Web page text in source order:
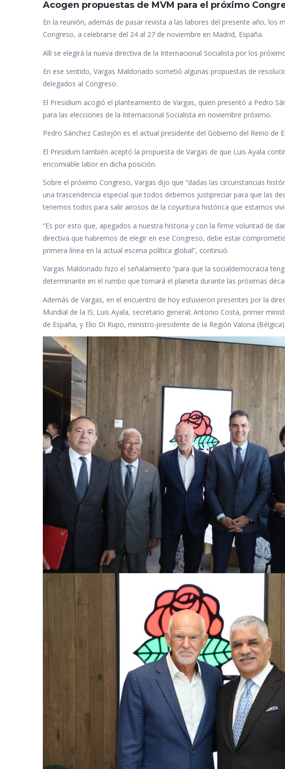
Acogen propuestas de MVM para el próximo
En la reunión, además de pasar revista a las labores del presente año, los
Congreso, a celebrarse del 24 al 27 de noviembre en Madrid, España.
Allí se elegirá la nueva directiva de la Internacional Socialista por los
En ese sentido, Vargas Maldonado sometió algunas propuestas de
delegados al Congreso.
El Presidium acogió el planteamiento de Vargas, quien presentó a Pedro
para las elecciones de la Internacional Socialista en noviembre próximo.
Pedro Sánchez Castejón es el actual presidente del Gobierno del Reino de
El Presidum también aceptó la propuesta de Vargas de que Luis Ayala
encomiable labor en dicha posición.
Sobre el próximo Congreso, Vargas dijo que “dadas las circunstancias
una trascendencia especial que todos debemos justipreciar para que las
tenemos todos para salir airosos de la coyuntura histórica que estamos
“Es por esto que, apegados a nuestra historia y con la firme voluntad de
directiva que habremos de elegir en ese Congreso, debe estar
primera línea en la actual escena política global”, continuó.
Vargas Maldonado hizo el señalamiento “para que la socialdemocracia
determinante en el rumbo que tomará el planeta durante las próximas
Además de Vargas, en el encuentro de hoy estuvieron presentes por la
Mundial de la IS; Luis Ayala, secretario general; Antonio Costa, primer
de España, y Elio Di Rupo, ministro-presidente de la Región Valona (Bélgica).